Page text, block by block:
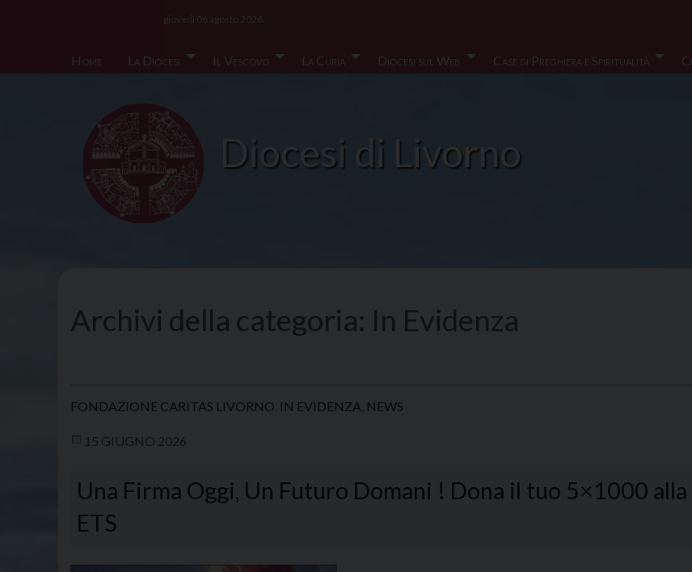
Home
La Diocesi Il Vescovo La Curia Diocesi sul Web Case di Preghiera e Spiritualità
giovedì 06 agosto 2026
Diocesi di Livorno
Archivi della categoria: In Evidenza
FONDAZIONE CARITAS LIVORNO IN EVIDENZA NEWS
15 GIUGNO 2026
Una Firma Oggi, Un Futuro Domani ! Dona il tuo 5×1000
ETS